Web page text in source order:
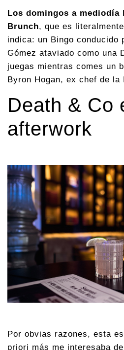
Los domingos a mediodía
Brunch, que es
indica: un Bingo conducido
Gómez ataviado como una
juegas mientras comes un
Byron Hogan, ex chef de la
Death & Co
afterwork
Por obvias razones, esta
priori más me interesaba